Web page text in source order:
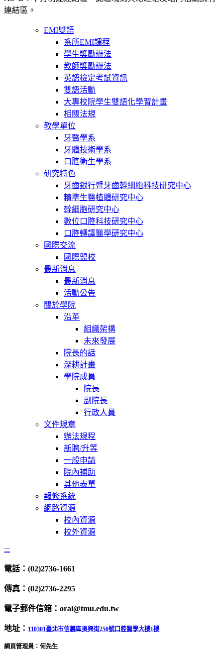
連結區。
EMI雙語
系所EMI課程
學生獎勵辦法
教師獎勵辦法
英語檢定考試資訊
雙語活動
大專校院學生雙語化學習計畫
相關法規
教學單位
牙醫學系
牙體技術學系
口腔衛生學系
研究特色
牙齒銀行暨牙齒幹細胞科技研究中心
精準生醫植體研究中心
幹細胞研究中心
數位口腔科技研究中心
口腔轉譯醫學研究中心
國際交流
國際盟校
最新消息
最新消息
活動公告
關於學院
沿革
組織架構
未來發展
院長的話
深耕計畫
學院成員
院長
副院長
行政人員
文件規章
辦法規程
新聘/升等
一般申請
院內補助
其他表單
報修系統
網路資源
校內資源
校外資源
:::
電話：(02)2736-1661
傳真：(02)2736-2295
電子郵件信箱：oral@tmu.edu.tw
地址： 110301臺北市信義區吳興街250號口腔醫學大樓1樓
網頁管理員：何先生